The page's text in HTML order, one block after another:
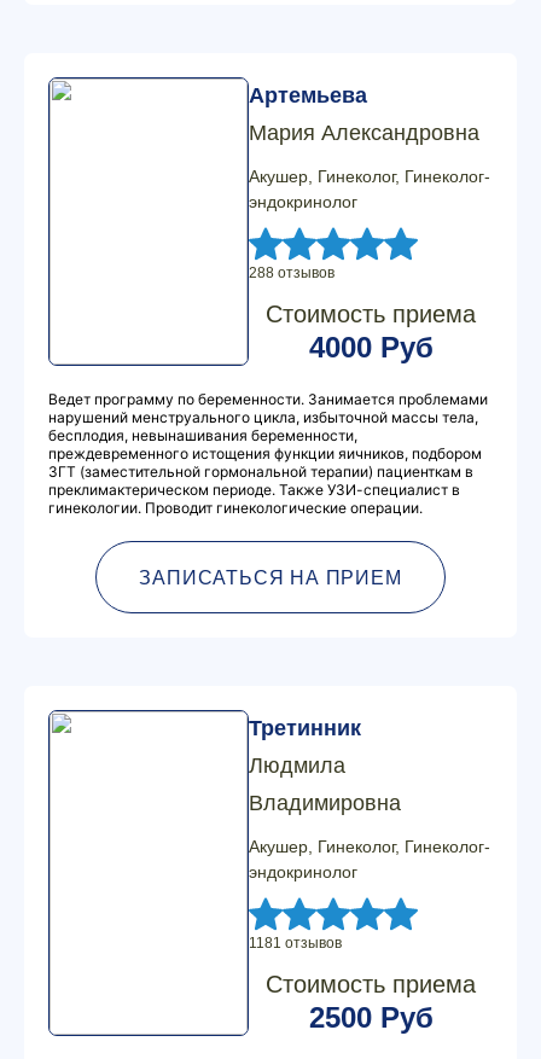
Артемьева
Мария Александровна
Акушер, Гинеколог, Гинеколог-
эндокринолог
288 отзывов
Стоимость приема
4000 Руб
Ведет программу по беременности. Занимается проблемами
нарушений менструального цикла, избыточной массы тела,
бесплодия, невынашивания беременности,
преждевременного истощения функции яичников, подбором
ЗГТ (заместительной гормональной терапии) пациенткам в
преклимактерическом периоде. Также УЗИ-специалист в
гинекологии. Проводит гинекологические операции.
ЗАПИСАТЬСЯ НА ПРИЕМ
Третинник
Людмила
Владимировна
Акушер, Гинеколог, Гинеколог-
эндокринолог
1181 отзывов
Стоимость приема
2500 Руб